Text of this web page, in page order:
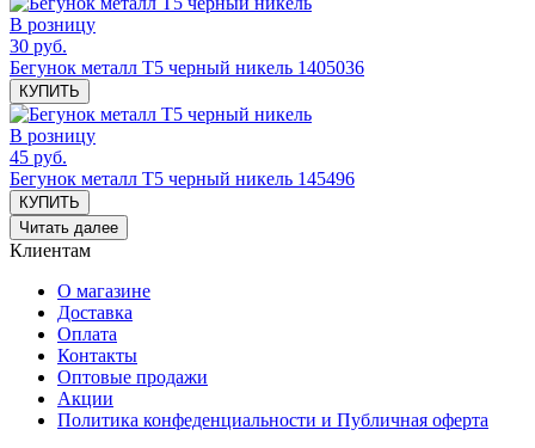
В розницу
30 руб.
Бегунок металл Т5 черный никель 1405036
КУПИТЬ
В розницу
45 руб.
Бегунок металл Т5 черный никель 145496
КУПИТЬ
Читать далее
Клиентам
О магазине
Доставка
Оплата
Контакты
Оптовые продажи
Акции
Политика конфеденциальности и Публичная оферта